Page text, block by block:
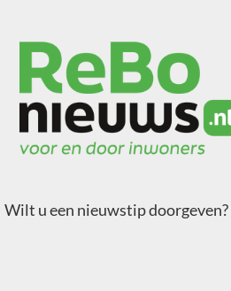
Wilt u een nieuwstip doorgeven?